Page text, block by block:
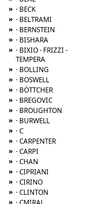
» · BECK
» · BELTRAMI
» · BERNSTEIN
» · BISHARA
» · BIXIO - FRIZZI -
TEMPERA
» · BOLLING
» · BOSWELL
» · BÖTTCHER
» · BREGOVIC
» · BROUGHTON
» · BURWELL
» · C
» · CARPENTER
» · CARPI
» · CHAN
» · CIPRIANI
» · CIRINO
» · CLINTON
»